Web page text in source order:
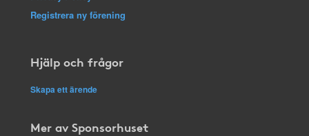
Registrera ny förening
Hjälp och frågor
Skapa ett ärende
Mer av Sponsorhuset